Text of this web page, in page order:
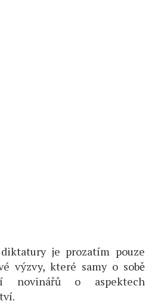
je prozatím pouze
výzvy, které samy o sobě
novinářů o aspektech